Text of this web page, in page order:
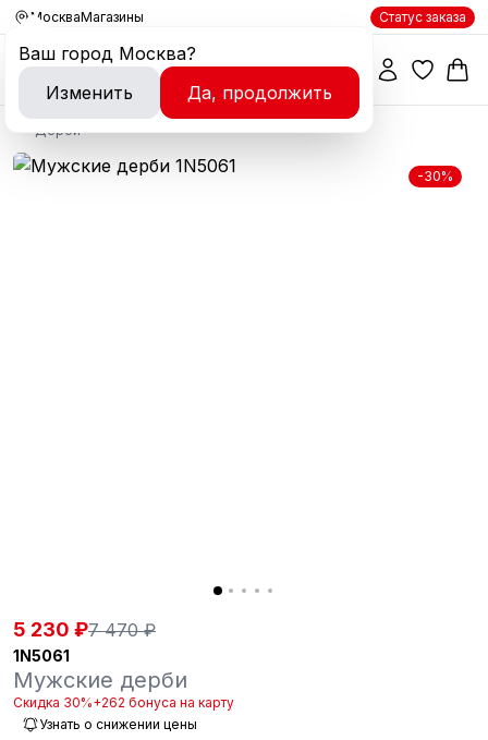
Москва
Ваш город Москва?
Изменить
Да, продолжить
Магазины Статус заказа
Дерби
-30%
5 230 ₽7 470 ₽
1N5061
Мужские дерби
Скидка 30%+262 бонуса на карту
Узнать о снижении цены